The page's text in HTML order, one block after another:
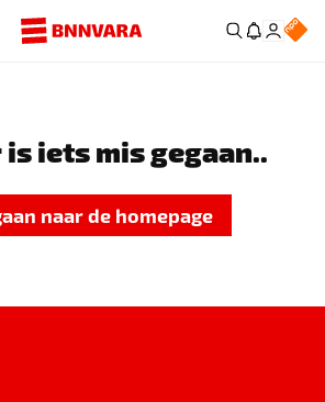
is iets mis gegaan..
naar de homepage